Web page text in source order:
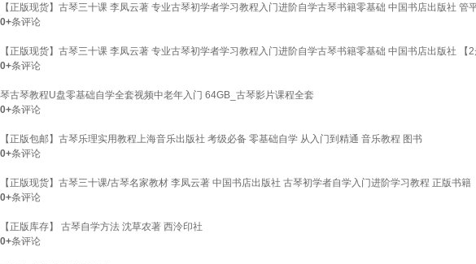
【正版现货】古琴三十课 李凤云著 专业古琴初学者学习教程入门进阶自学古琴书籍零基础 中国书店出版社 管
0+条评论
【正版现货】古琴三十课 李凤云著 专业古琴初学者学习教程入门进阶自学古琴书籍零基础 中国书店出版社 【
0+条评论
琴古琴教程U盘零基础自学全套视频中老年入门 64GB_古琴影片课程全套
0+条评论
【正版包邮】古琴乐理实用教程上海音乐出版社 考级必备 零基础自学 从入门到精通 音乐教程 图书
0+条评论
【正版现货】古琴三十课/古琴名家教材 李凤云著 中国书店出版社 古琴初学者自学入门进阶学习教程 正版书籍
0+条评论
【正版库存】 古琴自学方法 沈草农著 西泠印社
0+条评论